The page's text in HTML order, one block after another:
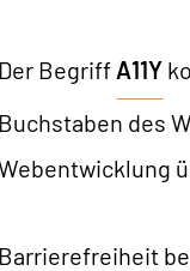
Der Begriff A11Y
Buchstaben des
Barrierefreiheit